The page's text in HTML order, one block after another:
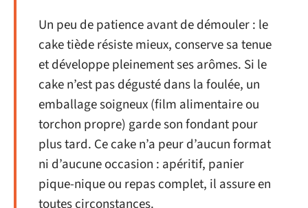
Un peu de patience avant de démouler : le
cake tiède résiste mieux, conserve sa tenue
et développe pleinement ses arômes. Si le
cake n’est pas dégusté dans la foulée, un
emballage soigneux (film alimentaire ou
torchon propre) garde son fondant pour
plus tard. Ce cake n’a peur d’aucun format
ni d’aucune occasion : apéritif, panier
pique-nique ou repas complet, il assure en
toutes circonstances.